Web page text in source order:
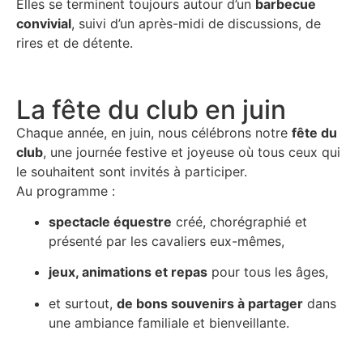
Elles se terminent toujours autour d’un barbecue
convivial, suivi d’un après-midi de discussions, de
rires et de détente.
La fête du club en juin
Chaque année, en juin, nous célébrons notre fête du
club, une journée festive et joyeuse où tous ceux qui
le souhaitent sont invités à participer.
Au programme :
spectacle équestre créé, chorégraphié et
présenté par les cavaliers eux-mêmes,
jeux, animations et repas pour tous les âges,
et surtout, de bons souvenirs à partager dans
une ambiance familiale et bienveillante.